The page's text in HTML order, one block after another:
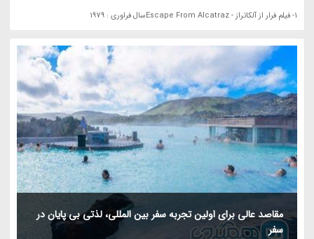
1- فیلم فرار از آلکاتراز - Escape From Alcatrazسال فراوری : 1979
مقاصد عالی برای اولین تجربه سفر بین المللی، لذتی بی پایان در
سفر